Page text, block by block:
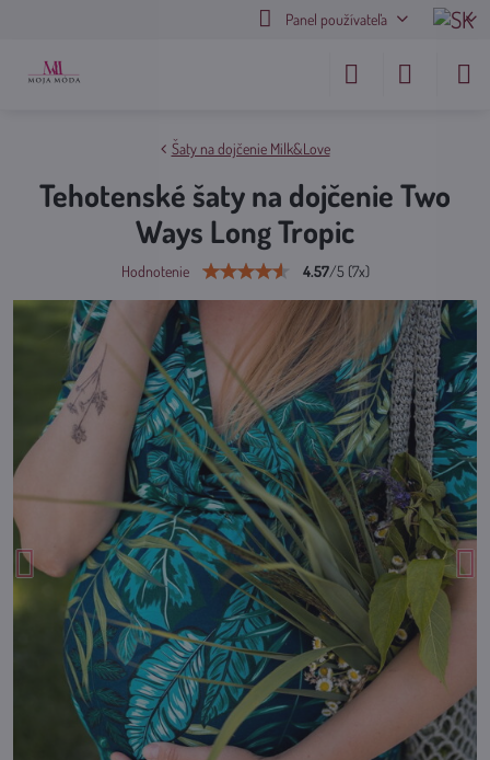
Panel používateľa
Šaty na dojčenie Milk&Love
Tehotenské šaty na dojčenie Two
Ways Long Tropic
Hodnotenie 4.57/5 (7x)